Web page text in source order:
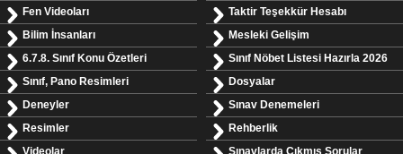
Fen Videoları
Bilim İnsanları
6.7.8. Sınıf Konu Özetleri
Sınıf, Pano Resimleri
Deneyler
Resimler
Videolar
Taktir Teşekkür Hesabı
Mesleki Gelişim
Sınıf Nöbet Listesi Hazırla 2026
Dosyalar
Sınav Denemeleri
Rehberlik
Sınavlarda Çıkmış Sorular